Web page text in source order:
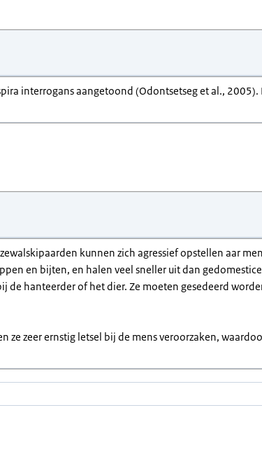
interrogans aangetoond (Odontsetseg et al.,
kunnen zich agressief opstellen aar
en bijten, en halen veel sneller uit dan
hanteerder of het dier. Ze moeten gesedeerd
zeer ernstig letsel bij de mens veroorzaken,